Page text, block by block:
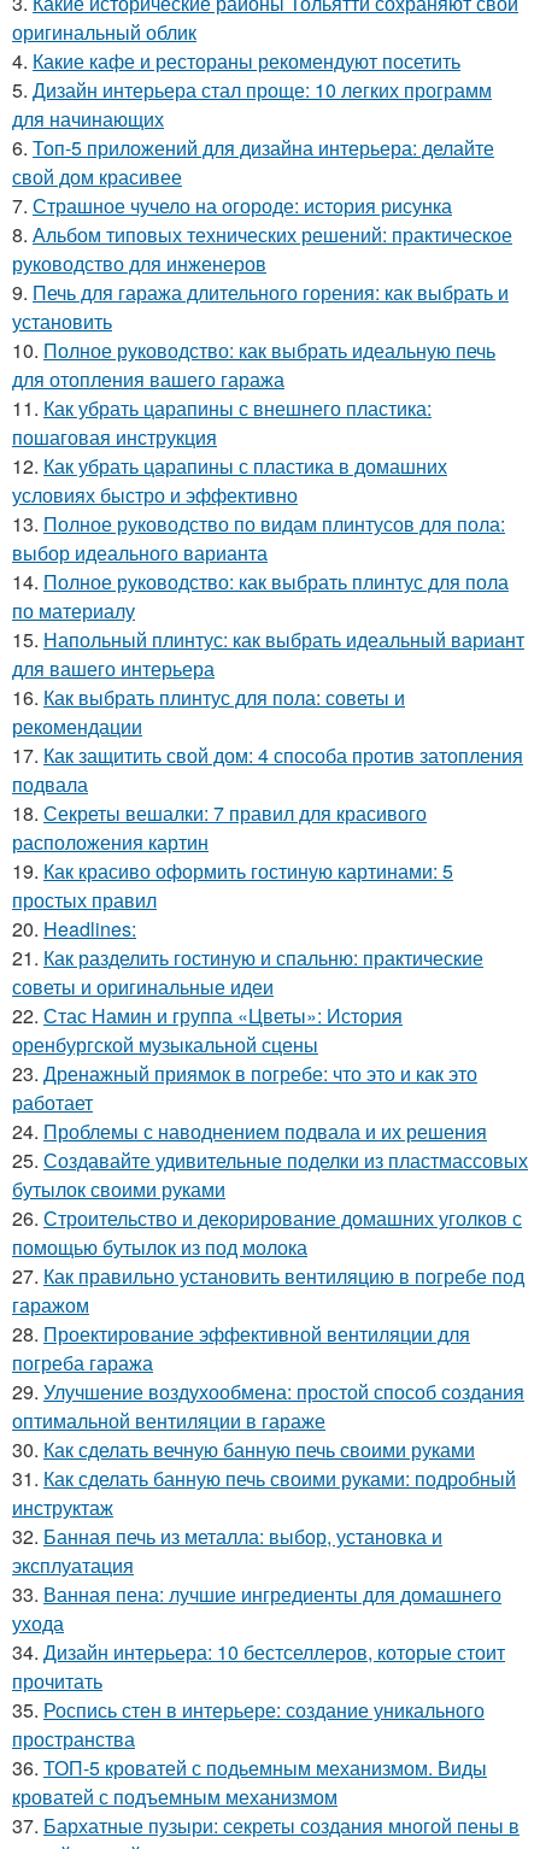
оригинальный облик
4. Какие кафе и рестораны рекомендуют посетить
5. Дизайн интерьера стал проще: 10 легких программ
для начинающих
6. Топ-5 приложений для дизайна интерьера: делайте
свой дом красивее
7. Страшное чучело на огороде: история рисунка
8. Альбом типовых технических решений: практическое
руководство для инженеров
9. Печь для гаража длительного горения: как выбрать и
установить
10. Полное руководство: как выбрать идеальную печь
для отопления вашего гаража
11. Как убрать царапины с внешнего пластика:
пошаговая инструкция
12. Как убрать царапины с пластика в домашних
условиях быстро и эффективно
13. Полное руководство по видам плинтусов для пола:
выбор идеального варианта
14. Полное руководство: как выбрать плинтус для пола
по материалу
15. Напольный плинтус: как выбрать идеальный вариант
для вашего интерьера
16. Как выбрать плинтус для пола: советы и
рекомендации
17. Как защитить свой дом: 4 способа против затопления
подвала
18. Секреты вешалки: 7 правил для красивого
расположения картин
19. Как красиво оформить гостиную картинами: 5
простых правил
20. Headlines:
21. Как разделить гостиную и спальню: практические
советы и оригинальные идеи
22. Стас Намин и группа «Цветы»: История
оренбургской музыкальной сцены
23. Дренажный приямок в погребе: что это и как это
работает
24. Проблемы с наводнением подвала и их решения
25. Создавайте удивительные поделки из пластмассовых
бутылок своими руками
26. Строительство и декорирование домашних уголков с
помощью бутылок из под молока
27. Как правильно установить вентиляцию в погребе под
гаражом
28. Проектирование эффективной вентиляции для
погреба гаража
29. Улучшение воздухообмена: простой способ создания
оптимальной вентиляции в гараже
30. Как сделать вечную банную печь своими руками
31. Как сделать банную печь своими руками: подробный
инструктаж
32. Банная печь из металла: выбор, установка и
эксплуатация
33. Ванная пена: лучшие ингредиенты для домашнего
ухода
34. Дизайн интерьера: 10 бестселлеров, которые стоит
прочитать
35. Роспись стен в интерьере: создание уникального
пространства
36. ТОП-5 кроватей с подьемным механизмом. Виды
кроватей с подъемным механизмом
37. Бархатные пузыри: секреты создания многой пены в